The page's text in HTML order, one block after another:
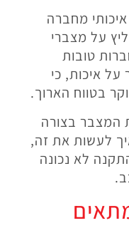
מחברה
על מצברי
טובות
איכות, כי
בטווח הארוך.
המצבר בצורה
לעשות את זה,
לא נכונה